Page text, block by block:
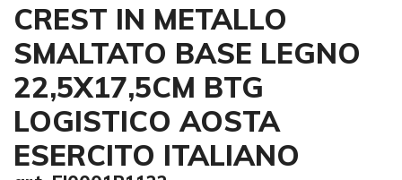
CREST IN METALLO
SMALTATO BASE LEGNO
22,5X17,5CM BTG
LOGISTICO AOSTA
ESERCITO ITALIANO